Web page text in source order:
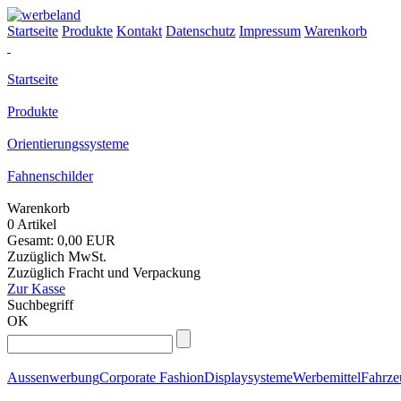
Startseite Produkte Kontakt Datenschutz Impressum Warenkorb
Startseite
Produkte
Orientierungssysteme
Fahnenschilder
Warenkorb
0 Artikel
Gesamt: 0,00 EUR
Zuzüglich MwSt.
Zuzüglich Fracht und Verpackung
Zur Kasse
Suchbegriff
OK
AussenwerbungCorporate FashionDisplaysystemeWerbemittel